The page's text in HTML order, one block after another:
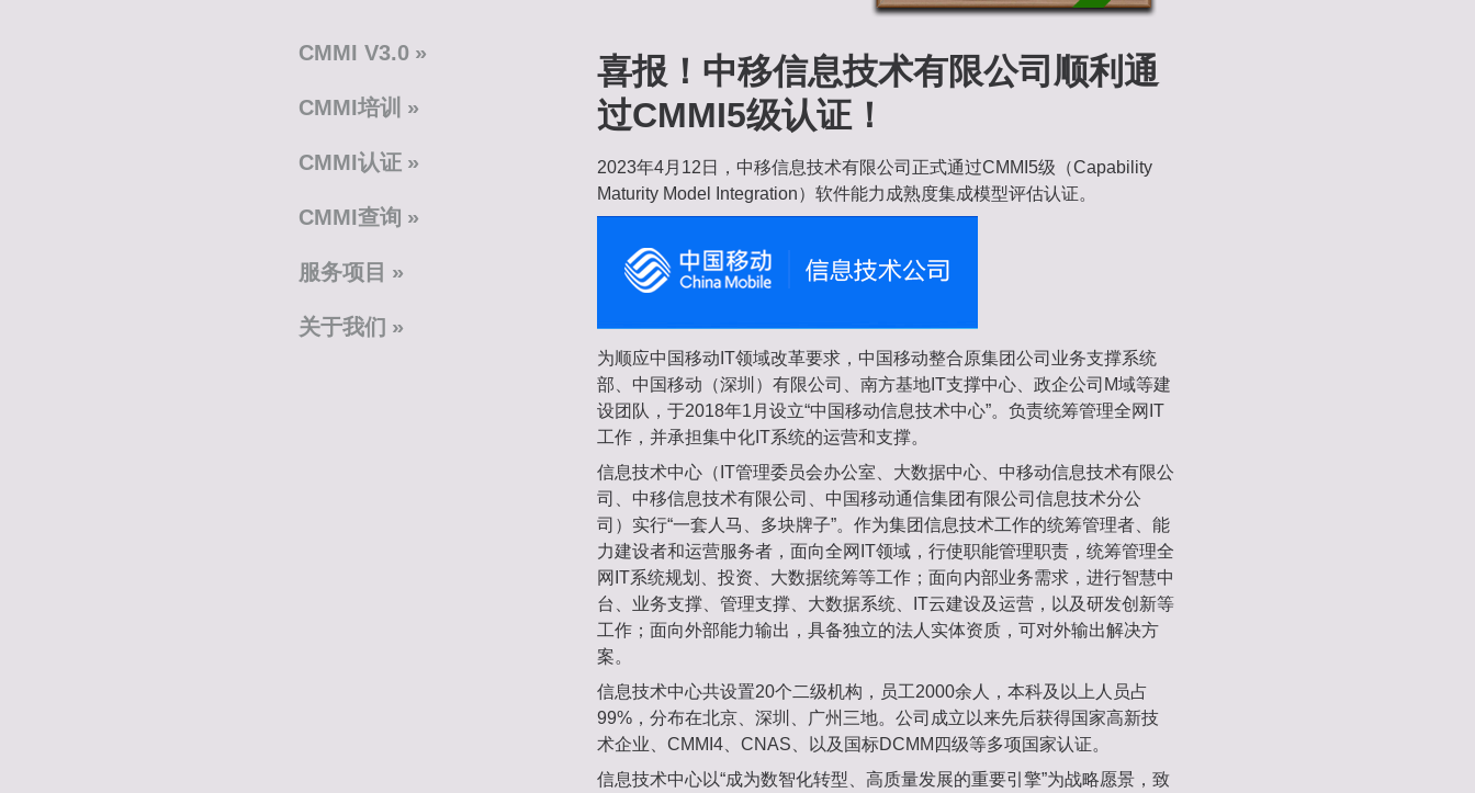
CMMI V3.0
CMMI培训
CMMI认证
CMMI查询
服务项目
关于我们
喜报！中移信息技术有限公司顺利通
过CMMI5级认证！
2023年4月12日，中移信息技术有限公司正式通过CMMI5级（Capability
Maturity Model Integration）软件能力成熟度集成模型评估认证。
为顺应中国移动IT领域改革要求，中国移动整合原集团公司业务支撑系统
部、中国移动（深圳）有限公司、南方基地IT支撑中心、政企公司M域等建
设团队，于2018年1月设立“中国移动信息技术中心”。负责统筹管理全网IT
工作，并承担集中化IT系统的运营和支撑。
信息技术中心（IT管理委员会办公室、大数据中心、中移动信息技术有限公
司、中移信息技术有限公司、中国移动通信集团有限公司信息技术分公
司）实行“一套人马、多块牌子”。作为集团信息技术工作的统筹管理者、能
力建设者和运营服务者，面向全网IT领域，行使职能管理职责，统筹管理全
网IT系统规划、投资、大数据统筹等工作；面向内部业务需求，进行智慧中
台、业务支撑、管理支撑、大数据系统、IT云建设及运营，以及研发创新等
工作；面向外部能力输出，具备独立的法人实体资质，可对外输出解决方
案。
信息技术中心共设置20个二级机构，员工2000余人，本科及以上人员占
99%，分布在北京、深圳、广州三地。公司成立以来先后获得国家高新技
术企业、CMMI4、CNAS、以及国标DCMM四级等多项国家认证。
信息技术中心以“成为数智化转型、高质量发展的重要引擎”为战略愿景，致